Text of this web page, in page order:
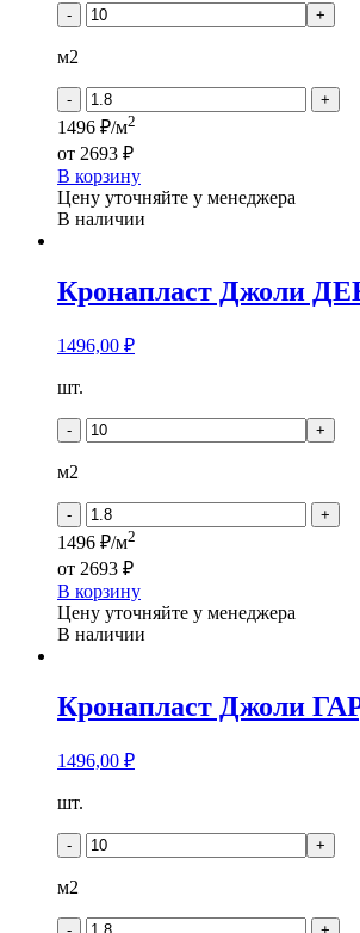
Кронапласт
ДРИМЕРС
- +
м2
- +
1496 ₽/м2
от 2693 ₽
В корзину
Цену уточняйте у менеджера
В наличии
Кронапласт Джоли
1496,00 ₽
Количество
Кронапласт
ДЕКО
шт.
- +
м2
- +
1496 ₽/м2
от 2693 ₽
В корзину
Цену уточняйте у менеджера
В наличии
Кронапласт Джоли
1496,00 ₽
Количество
Кронапласт
ГАРДЕН
шт.
- +
м2